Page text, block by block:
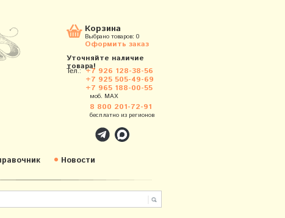
Корзина
Выбрано товаров: 0
Оформить заказ
Уточняйте наличие
товара!
Тел.: +7 926 128-38-56
+7 925 505-49-69
+7 965 188-00-55
моб. MAX
8 800 201-72-91
бесплатно из регионов
Новости